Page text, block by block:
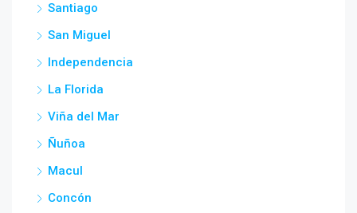
Santiago
San Miguel
Independencia
La Florida
Viña del Mar
Ñuñoa
Macul
Concón